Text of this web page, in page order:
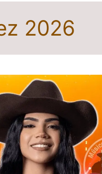
2026